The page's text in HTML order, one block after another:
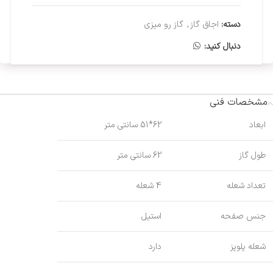
دسته: اجاق گاز , گاز رو میزی
دنبال کنید:
مشخصات فنی
ابعاد 62*51 سانتی متر
طول گاز 62 سانتی متر
تعداد شعله 4 شعله
جنس صفحه استیل
شعله پلوپز دارد